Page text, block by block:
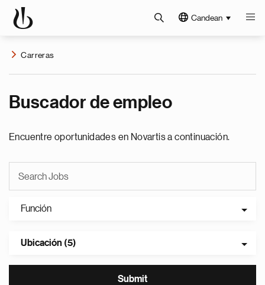
Candean
Carreras
Buscador de empleo
Encuentre oportunidades en Novartis a continuación.
Función
Ubicación (5)